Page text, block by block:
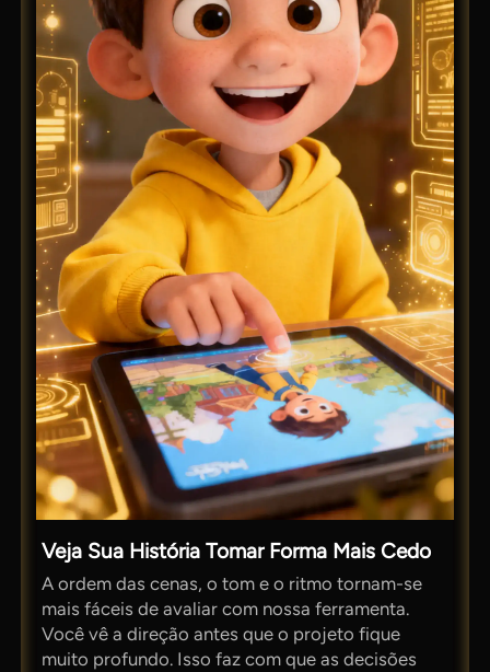
Veja Sua História Tomar Forma Mais Cedo
A ordem das cenas, o tom e o ritmo tornam-se
mais fáceis de avaliar com nossa ferramenta.
Você vê a direção antes que o projeto fique
muito profundo. Isso faz com que as decisões